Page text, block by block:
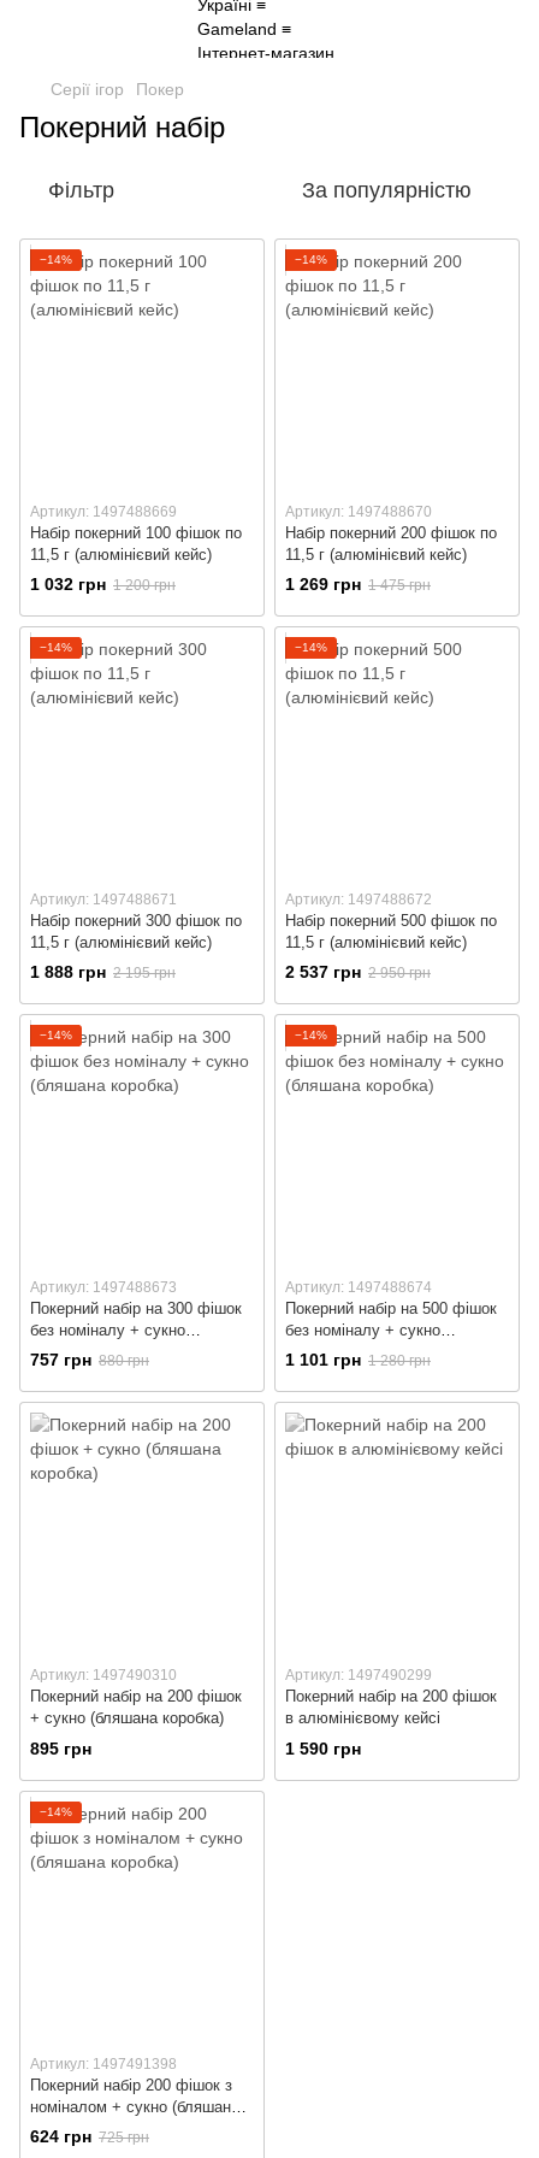
Серії ігор Покер
Покерний набір
Фільтр За популярністю
−14%
Артикул: 1497488669
Набір покерний 100 фішок по
11,5 г (алюмінієвий кейс)
1 032 грн 1 200 грн
−14%
Артикул: 1497488670
Набір покерний 200 фішок по
11,5 г (алюмінієвий кейс)
1 269 грн 1 475 грн
−14%
Артикул: 1497488671
Набір покерний 300 фішок по
11,5 г (алюмінієвий кейс)
1 888 грн 2 195 грн
−14%
Артикул: 1497488672
Набір покерний 500 фішок по
11,5 г (алюмінієвий кейс)
2 537 грн 2 950 грн
−14%
Артикул: 1497488673
Покерний набір на 300 фішок
без номіналу + сукно
(бляшана коробка)
757 грн 880 грн
−14%
Артикул: 1497488674
Покерний набір на 500 фішок
без номіналу + сукно
(бляшана коробка)
1 101 грн 1 280 грн
Артикул: 1497490310
Покерний набір на 200 фішок
+ сукно (бляшана коробка)
895 грн
Артикул: 1497490299
Покерний набір на 200 фішок
в алюмінієвому кейсі
1 590 грн
−14%
Артикул: 1497491398
Покерний набір 200 фішок з
номіналом + сукно (бляшана
коробка)
624 грн 725 грн